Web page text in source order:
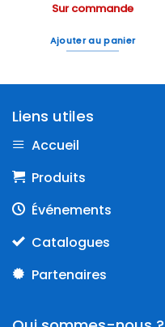
Sur commande
Ajouter au panier
Liens utiles
Accueil
Produits
Événements
Catalogues
Partenaires